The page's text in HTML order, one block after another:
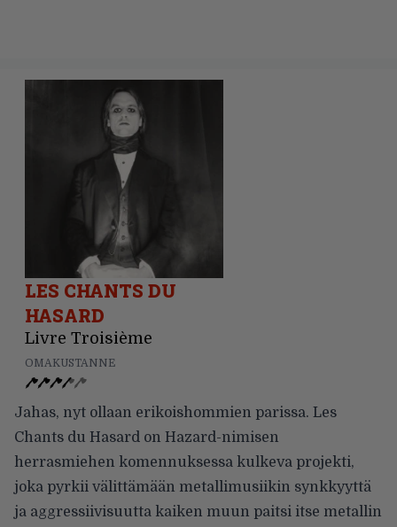
LES CHANTS DU
HASARD
Livre Troisième
OMAKUSTANNE
Jahas, nyt ollaan erikoishommien parissa. Les
Chants du Hasard on Hazard-nimisen
herrasmiehen komennuksessa kulkeva projekti,
joka pyrkii välittämään metallimusiikin synkkyyttä
ja aggressiivisuutta kaiken muun paitsi itse metallin